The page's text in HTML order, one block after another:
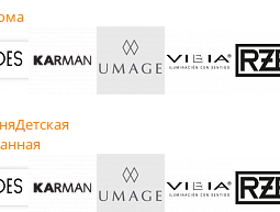
Детская